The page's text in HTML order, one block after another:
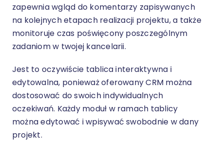
zapewnia wgląd do komentarzy zapisywanych
na kolejnych etapach realizacji projektu, a także
monitoruje czas poświęcony poszczególnym
zadaniom w twojej kancelarii.
Jest to oczywiście tablica interaktywna i
edytowalna, ponieważ oferowany CRM można
dostosować do swoich indywidualnych
oczekiwań. Każdy moduł w ramach tablicy
można edytować i wpisywać swobodnie w dany
projekt.